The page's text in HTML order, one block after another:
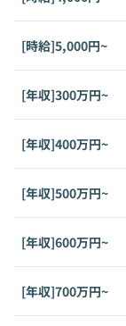
[時給]5,000円~
[年収]300万円~
[年収]400万円~
[年収]500万円~
[年収]600万円~
[年収]700万円~